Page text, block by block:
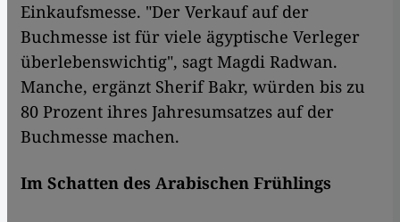
Einkaufsmesse. "Der Verkauf auf der
Buchmesse ist für viele ägyptische Verleger
überlebenswichtig", sagt Magdi Radwan.
Manche, ergänzt Sherif Bakr, würden bis zu
80 Prozent ihres Jahresumsatzes auf der
Buchmesse machen.
Im Schatten des Arabischen Frühlings